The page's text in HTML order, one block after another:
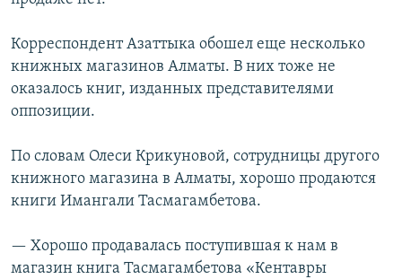
Корреспондент Азаттыка обошел еще несколько
книжных магазинов Алматы. В них тоже не
оказалось книг, изданных представителями
оппозиции.
По словам Олеси Крикуновой, сотрудницы другого
книжного магазина в Алматы, хорошо продаются
книги Имангали Тасмагамбетова.
— Хорошо продавалась поступившая к нам в
магазин книга Тасмагамбетова «Кентавры